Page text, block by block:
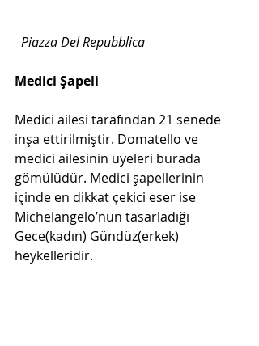
Piazza Del Repubblica
Medici Şapeli
Medici ailesi tarafından 21 senede
inşa ettirilmiştir. Domatello ve
medici ailesinin üyeleri burada
gömülüdür. Medici şapellerinin
içinde en dikkat çekici eser ise
Michelangelo’nun tasarladığı
Gece(kadın) Gündüz(erkek)
heykelleridir.